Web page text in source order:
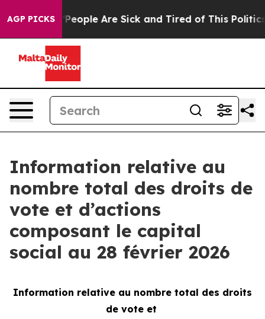
AGP PICKS
Win: “People Are Sick and Tired of This Politics
Information relative au
nombre total des droits de
vote et d’actions
composant le capital
social au 28 février 2026
Information relative au nombre total des droits
de vote et